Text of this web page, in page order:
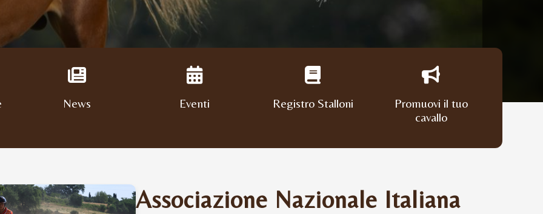
News Eventi Registro Stalloni
Promuovi il tuo
cavallo
Associazione Nazionale Italiana